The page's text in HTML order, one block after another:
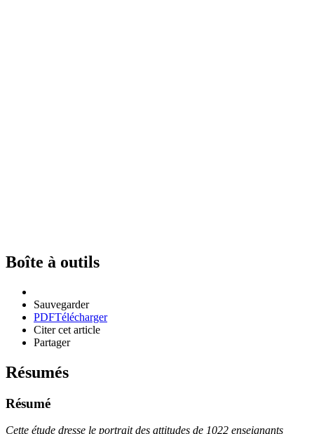
Boîte à outils
Sauvegarder
PDFTélécharger
Citer cet article
Partager
Résumés
Résumé
Cette étude dresse le portrait des attitudes de 1022 enseignants